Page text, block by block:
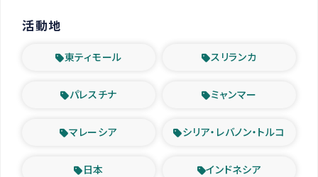
活動地
東ティモール スリランカ
パレスチナ ミャンマー
マレーシア シリア・レバノン・トルコ
日本 インドネシア